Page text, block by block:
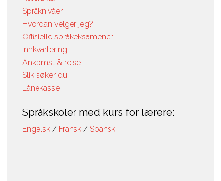
Språknivåer
Hvordan velger jeg?
Offisielle språkeksamener
Innkvartering
Ankomst & reise
Slik søker du
Lånekasse
Språkskoler med kurs for lærere:
Engelsk / Fransk / Spansk